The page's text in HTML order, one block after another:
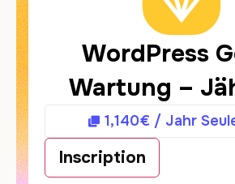
NL
WordPress
Wartung –
1,140€ / Jahr
Inscription